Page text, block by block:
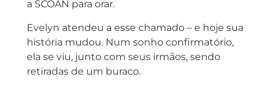
a SCOAN para orar.
Evelyn atendeu a esse chamado – e hoje sua
história mudou. Num sonho confirmatório,
ela se viu, junto com seus irmãos, sendo
retiradas de um buraco.